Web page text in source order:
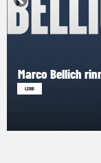
Marco Bellich
LEGGI